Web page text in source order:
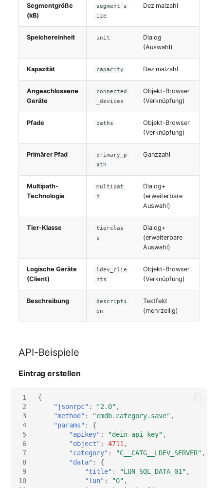
Segmentgröße
(kB)
segment_s
ize
Dezimalzahl
Speichereinheit unit
Dialog
(Auswahl)
Kapazität capacity Dezimalzahl
Angeschlossene
Geräte
connected
_devices
Objekt-Browser
(Verknüpfung)
Pfade paths
Objekt-Browser
(Verknüpfung)
Primärer Pfad
primary_p
ath
Ganzzahl
Multipath-
Technologie
multipat
h
Dialog+
(erweiterbare
Auswahl)
Tier-Klasse
tierclas
s
Dialog+
(erweiterbare
Auswahl)
Logische Geräte
(Client)
ldev_clie
nts
Objekt-Browser
(Verknüpfung)
Beschreibung
descripti
on
Textfeld
(mehrzeilig)
API-Beispiele
Eintrag erstellen
1
2
3
4
5
6
7
8
9
10
{
"jsonrpc" : "2.0" ,
"method" : "cmdb.category.save" ,
"params" :
{
"apikey" : "dein-api-key" ,
"object" : 4711 ,
"category" : "C__CATG__LDEV_SERVER" ,
"data" :
{
"title" : "LUN_SQL_DATA_01" ,
"lun" : "0" ,